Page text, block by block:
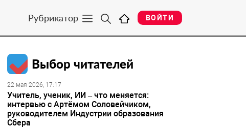
Рубрикатор ВОЙТИ
Выбор читателей
22 мая 2026, 17:17
Учитель, ученик, ИИ – что меняется:
интервью с Артёмом Соловейчиком,
руководителем Индустрии образования
Сбера